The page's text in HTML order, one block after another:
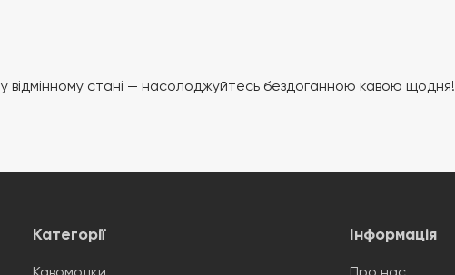
відмінному стані — насолоджуйтесь бездоганною кавою щодня!
Категорії Інформація